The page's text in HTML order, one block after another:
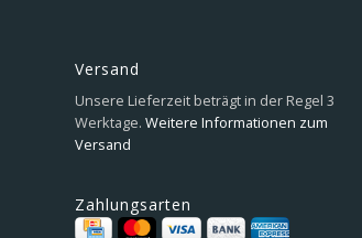
Versand
Unsere Lieferzeit beträgt in der Regel 3
Werktage. Weitere Informationen zum
Versand
Zahlungsarten